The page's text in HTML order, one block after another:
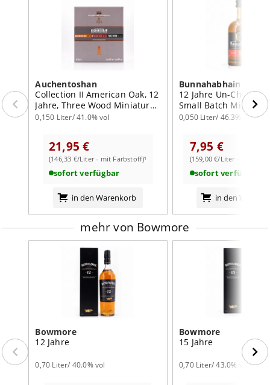
Auchentoshan
Collection II American Oak, 12
Jahre, Three Wood Miniaturen
je 0,05l
0,150 Liter/ 41.0% vol
21,95 €
(146,33 €/Liter - mit Farbstoff)¹
sofort verfügbar
in den Warenkorb
Bunnahabhain
12 Jahre Un-
Small Batch Miniatur
0,050 Liter/ 46.3% vol
7,95 €
(159,00 €/Liter - ohne
sofort verfügbar
in den
mehr von Bowmore
Bowmore
12 Jahre
0,70 Liter/ 40.0% vol
Bowmore
15 Jahre
0,70 Liter/ 43.0% vol